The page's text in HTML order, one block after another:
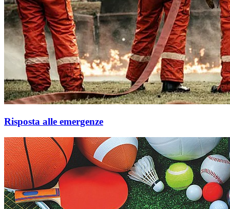
Risposta alle emergenze